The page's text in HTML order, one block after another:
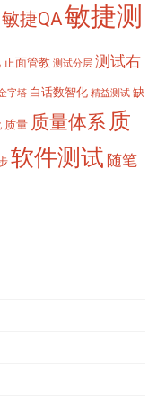
敏捷QA敏捷测
正面管教 测试分层 测试右
字塔 白话数智化 精益测试 缺
质量 质量体系 质
软件测试 随笔